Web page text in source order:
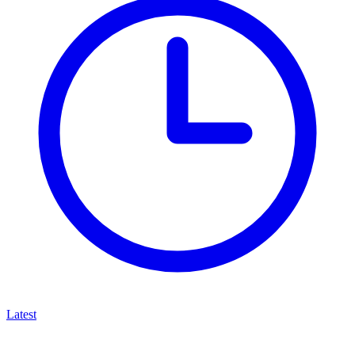
Latest